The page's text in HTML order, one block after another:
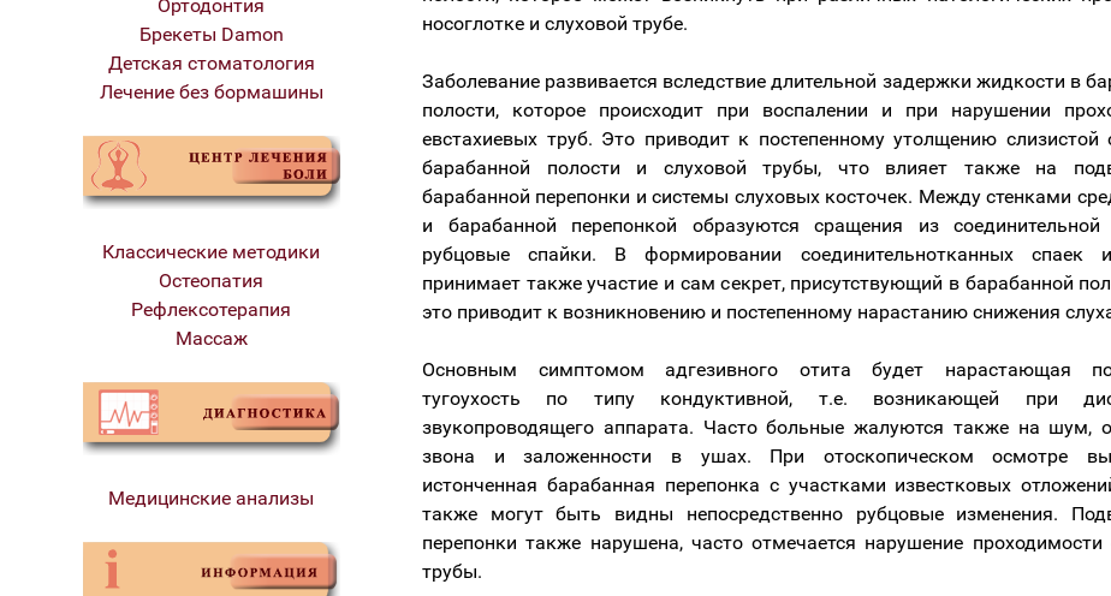
Ортодонтия
Брекеты Damon
Детская стоматология
Лечение без бормашины
Классические методики
Остеопатия
Рефлексотерапия
Массаж
Медицинские анализы
носоглотке и слуховой трубе.
Заболевание развивается вследствие длительной задержки жидкости в
полости, которое происходит при воспалении и при нарушении
евстахиевых труб. Это приводит к постепенному утолщению слизистой
барабанной полости и слуховой трубы, что влияет также на
барабанной перепонки и системы слуховых косточек. Между стенками
и барабанной перепонкой образуются сращения из
рубцовые спайки. В формировании соединительнотканных спаек
принимает также участие и сам секрет, присутствующий в барабанной
это приводит к возникновению и постепенному нарастанию снижения
Основным симптомом адгезивного отита будет нарастающая
тугоухость по типу кондуктивной, т.е. возникающей при
звукопроводящего аппарата. Часто больные жалуются также на шум,
звона и заложенности в ушах. При отоскопическом осмотре
истонченная барабанная перепонка с участками известковых
также могут быть видны непосредственно рубцовые изменения.
перепонки также нарушена, часто отмечается нарушение проходимости
трубы.